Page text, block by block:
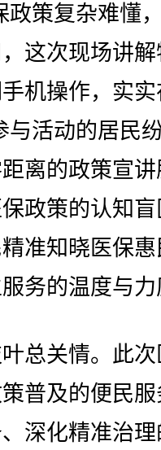
策复杂难懂
这次现场讲
机操作，实
与活动的居民
离的政策宣
政策的认知
准知晓医保
务的温度与
关情。此次
普及的便民
深化精准治